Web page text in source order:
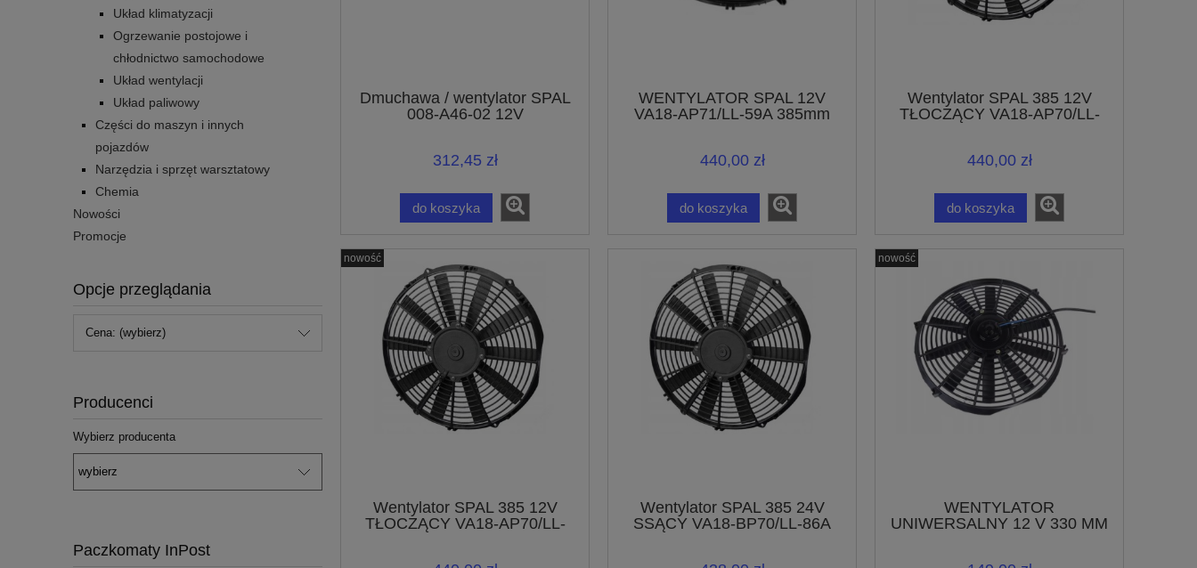
Układ klimatyzacji
Ogrzewanie postojowe i
chłodnictwo samochodowe
Układ wentylacji
Układ paliwowy
Części do maszyn i innych
pojazdów
Narzędzia i sprzęt warsztatowy
Chemia
Nowości
Promocje
Opcje przeglądania
Cena: (wybierz)
Producenci
Wybierz producenta
Paczkomaty InPost
Dmuchawa / wentylator SPAL
008-A46-02 12V
312,45 zł
do koszyka
WENTYLATOR SPAL 12V
VA18-AP71/LL-59A 385mm
440,00 zł
do koszyka
Wentylator SPAL 385 12V
TŁOCZĄCY VA18-AP70/LL-
440,00 zł
do koszyka
Wentylator SPAL 385 12V
TŁOCZĄCY VA18-AP70/LL-
nowość
Wentylator SPAL 385 24V
SSĄCY VA18-BP70/LL-86A
WENTYLATOR
UNIWERSALNY 12 V 330 MM
nowość